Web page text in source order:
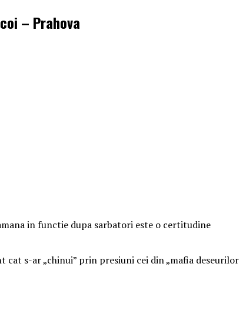
– Prahova
in functie dupa sarbatori este o certitudine
cat s-ar „chinui” prin presiuni cei din „mafia deseurilor